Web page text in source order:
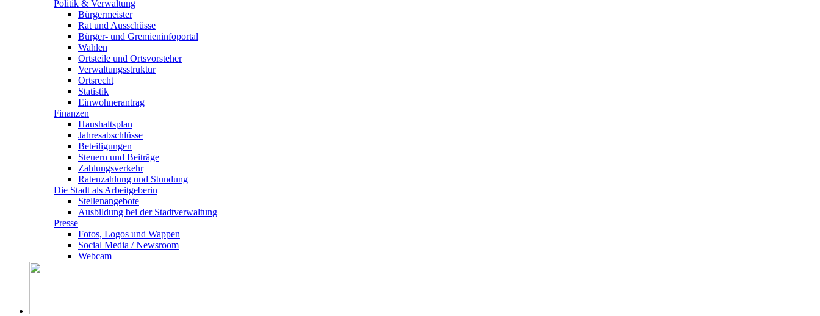
Politik & Verwaltung
Bürgermeister
Rat und Ausschüsse
Bürger- und Gremieninfoportal
Wahlen
Ortsteile und Ortsvorsteher
Verwaltungsstruktur
Ortsrecht
Statistik
Einwohnerantrag
Finanzen
Haushaltsplan
Jahresabschlüsse
Beteiligungen
Steuern und Beiträge
Zahlungsverkehr
Ratenzahlung und Stundung
Die Stadt als Arbeitgeberin
Stellenangebote
Ausbildung bei der Stadtverwaltung
Presse
Fotos, Logos und Wappen
Social Media / Newsroom
Webcam